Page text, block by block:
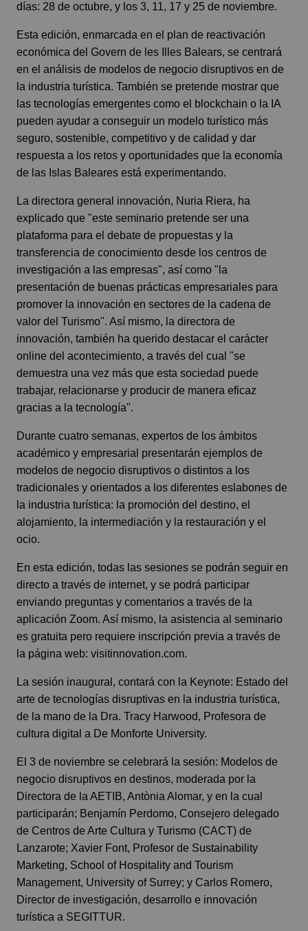
días: 28 de octubre, y los 3, 11, 17 y 25 de noviembre.
Esta edición, enmarcada en el plan de reactivación
económica del Govern de les Illes Balears, se centrará
en el análisis de modelos de negocio disruptivos en de
la industria turística. También se pretende mostrar que
las tecnologías emergentes como el blockchain o la IA
pueden ayudar a conseguir un modelo turístico más
seguro, sostenible, competitivo y de calidad y dar
respuesta a los retos y oportunidades que la economía
de las Islas Baleares está experimentando.
La directora general innovación, Nuria Riera, ha
explicado que "este seminario pretende ser una
plataforma para el debate de propuestas y la
transferencia de conocimiento desde los centros de
investigación a las empresas", así como "la
presentación de buenas prácticas empresariales para
promover la innovación en sectores de la cadena de
valor del Turismo". Así mismo, la directora de
innovación, también ha querido destacar el carácter
online del acontecimiento, a través del cual "se
demuestra una vez más que esta sociedad puede
trabajar, relacionarse y producir de manera eficaz
gracias a la tecnología".
Durante cuatro semanas, expertos de los ámbitos
académico y empresarial presentarán ejemplos de
modelos de negocio disruptivos o distintos a los
tradicionales y orientados a los diferentes eslabones de
la industria turística: la promoción del destino, el
alojamiento, la intermediación y la restauración y el
ocio.
En esta edición, todas las sesiones se podrán seguir en
directo a través de internet, y se podrá participar
enviando preguntas y comentarios a través de la
aplicación Zoom. Así mismo, la asistencia al seminario
es gratuita pero requiere inscripción previa a través de
la página web: visitinnovation.com.
La sesión inaugural, contará con la Keynote: Estado del
arte de tecnologías disruptivas en la industria turística,
de la mano de la Dra. Tracy Harwood, Profesora de
cultura digital a De Monforte University.
El 3 de noviembre se celebrará la sesión: Modelos de
negocio disruptivos en destinos, moderada por la
Directora de la AETIB, Antònia Alomar, y en la cual
participarán; Benjamín Perdomo, Consejero delegado
de Centros de Arte Cultura y Turismo (CACT) de
Lanzarote; Xavier Font, Profesor de Sustainability
Marketing, School of Hospitality and Tourism
Management, University of Surrey; y Carlos Romero,
Director de investigación, desarrollo e innovación
turística a SEGITTUR.